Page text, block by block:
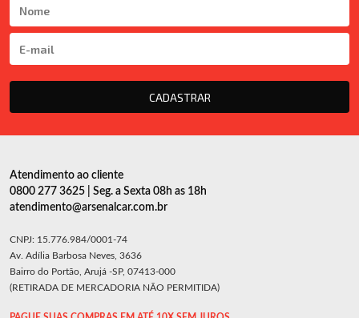
CADASTRAR
Atendimento ao cliente
0800 277 3625 | Seg. a Sexta 08h as 18h
atendimento@arsenalcar.com.br
CNPJ: 15.776.984/0001-74
Av. Adília Barbosa Neves, 3636
Bairro do Portão, Arujá -SP, 07413-000
(RETIRADA DE MERCADORIA NÃO PERMITIDA)